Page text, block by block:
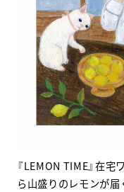
『LEMON TIME』在
ら山盛りのレモンが